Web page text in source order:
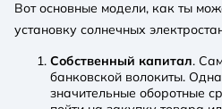
Вот основные модели, как ты
установку солнечных
Собственный капитал.
банковской волокиты.
значительные оборотные